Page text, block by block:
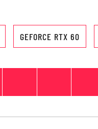
GEFORCE RTX 60